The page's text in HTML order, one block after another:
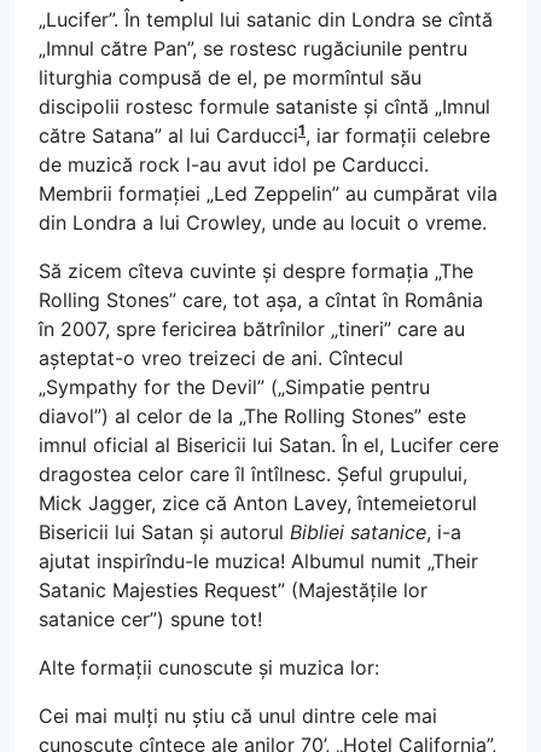
„Lucifer”. În templul lui satanic din Londra se cîntă
„Imnul către Pan”, se rostesc rugăciunile pentru
liturghia compusă de el, pe mormîntul său
discipolii rostesc formule sataniste și cîntă „Imnul
către Satana” al lui Carducci1, iar formații celebre
de muzică rock l-au avut idol pe Carducci.
Membrii formației „Led Zeppelin” au cumpărat vila
din Londra a lui Crowley, unde au locuit o vreme.
Să zicem cîteva cuvinte și despre formația „The
Rolling Stones” care, tot așa, a cîntat în România
în 2007, spre fericirea bătrînilor „tineri” care au
așteptat-o vreo treizeci de ani. Cîntecul
„Sympathy for the Devil” („Simpatie pentru
diavol”) al celor de la „The Rolling Stones” este
imnul oficial al Bisericii lui Satan. În el, Lucifer cere
dragostea celor care îl întîlnesc. Șeful grupului,
Mick Jagger, zice că Anton Lavey, întemeietorul
Bisericii lui Satan și autorul Bibliei satanice, i-a
ajutat inspirîndu-le muzica! Albumul numit „Their
Satanic Majesties Request” (Majestățile lor
satanice cer”) spune tot!
Alte formații cunoscute și muzica lor:
Cei mai mulți nu știu că unul dintre cele mai
cunoscute cîntece ale anilor 70’, „Hotel California”,